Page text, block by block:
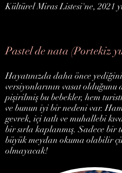
Kültürel Miras Listesi'ne, 2021
Pastel de nata (Portekiz
Hayatınızda daha önce
versiyonlarının vasat olduğunu
pişirilmiş bu bebekler, hem
ve bunun iyi bir nedeni var.
gevrek, içi tatlı ve muhallebi
bir sırla kaplanmış. Sadece
büyük meydan okuma olabilir
olmayacak!